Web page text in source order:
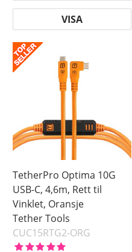
VISA
TetherPro Optima 10G
USB-C, 4,6m, Rett til
Vinklet, Oransje
Tether Tools
CUC15RTG2-ORG